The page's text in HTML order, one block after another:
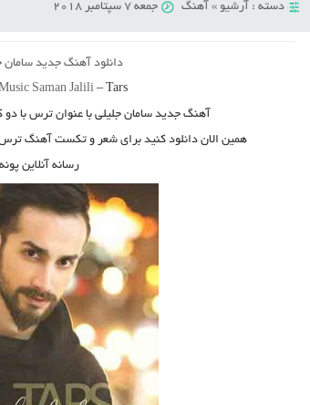
دسته : آرشیو » آهنگ جمعه 7 سپتامبر 2018
دانلود آهنگ جدید سامان
Saman Jalili– Tars
آهنگ جدید سامان جلیلیبا عنوان ترسبا دو کیفیت
همین الان دانلود کنید برای شعر و تکست آهنگ ترس
رسانه آنلاین